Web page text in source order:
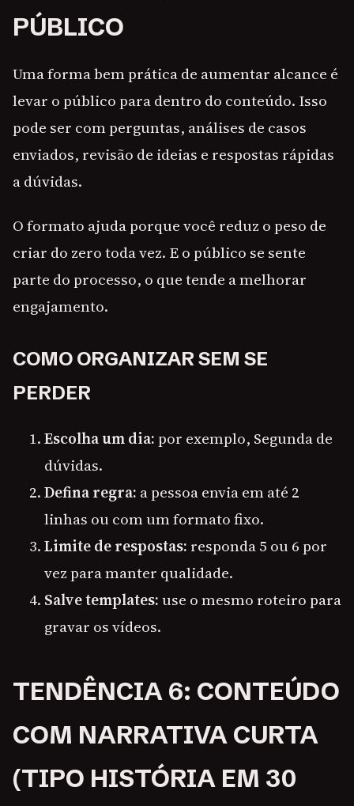
PÚBLICO
Uma forma bem prática de aumentar alcance é
levar o público para dentro do conteúdo. Isso
pode ser com perguntas, análises de casos
enviados, revisão de ideias e respostas rápidas
a dúvidas.
O formato ajuda porque você reduz o peso de
criar do zero toda vez. E o público se sente
parte do processo, o que tende a melhorar
engajamento.
COMO ORGANIZAR SEM SE
PERDER
Escolha um dia:por exemplo, Segunda de
dúvidas.
Defina regra: a pessoa envia em até 2
linhas ou com um formato fixo.
Limite de respostas: responda 5 ou 6 por
vez para manter qualidade.
Salve templates:use o mesmo roteiro para
gravar os vídeos.
TENDÊNCIA 6: CONTEÚDO
COM NARRATIVA CURTA
(TIPO HISTÓRIA EM 30